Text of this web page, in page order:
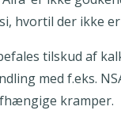
hvortil der ikke
tilskud af
med f.eks.
kramper.